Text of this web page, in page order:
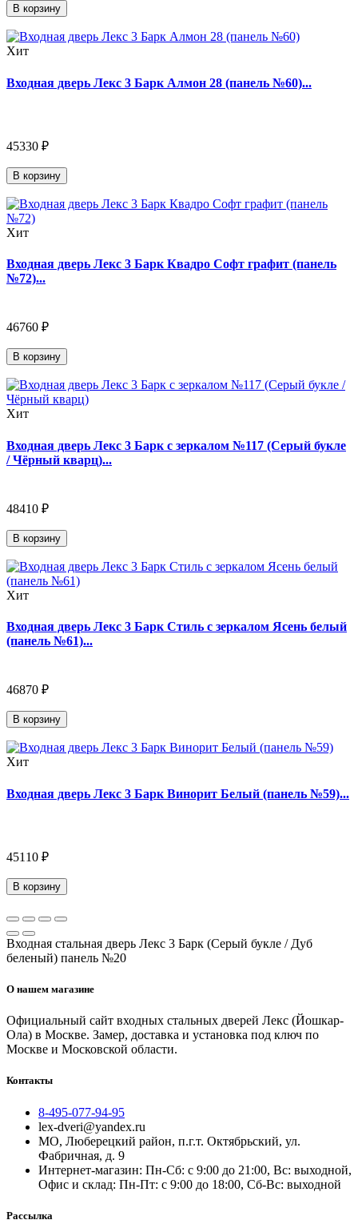
В корзину
Хит
Входная дверь Лекс 3 Барк Алмон 28 (панель №60)...
45330 ₽
В корзину
Хит
Входная дверь Лекс 3 Барк Квадро Софт графит (панель
№72)...
46760 ₽
В корзину
Хит
Входная дверь Лекс 3 Барк с зеркалом №117 (Серый букле
/ Чёрный кварц)...
48410 ₽
В корзину
Хит
Входная дверь Лекс 3 Барк Стиль с зеркалом Ясень белый
(панель №61)...
46870 ₽
В корзину
Хит
Входная дверь Лекс 3 Барк Винорит Белый (панель №59)...
45110 ₽
В корзину
Входная стальная дверь Лекс 3 Барк (Серый букле / Дуб
беленый) панель №20
О нашем магазине
Официальный сайт входных стальных дверей Лекс (Йошкар-
Ола) в Москве. Замер, доставка и установка под ключ по
Москве и Московской области.
Контакты
8-495-077-94-95
lex-dveri@yandex.ru
МО, Люберецкий район, п.г.т. Октябрьский, ул.
Фабричная, д. 9
Интернет-магазин: Пн-Сб: с 9:00 до 21:00, Вс: выходной,
Офис и склад: Пн-Пт: с 9:00 до 18:00, Сб-Вс: выходной
Рассылка